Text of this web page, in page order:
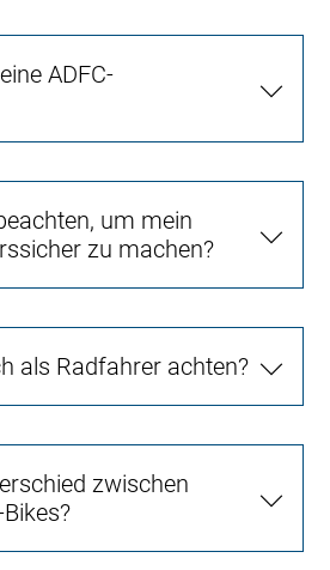
ADFC-
um mein
zu machen?
als Radfahrer achten?
zwischen